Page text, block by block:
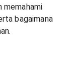
memahami
bagaimana